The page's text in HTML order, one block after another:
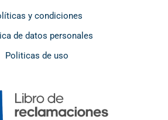
y condiciones
de datos personales
Politicas de uso